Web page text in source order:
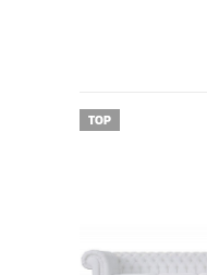
TOP